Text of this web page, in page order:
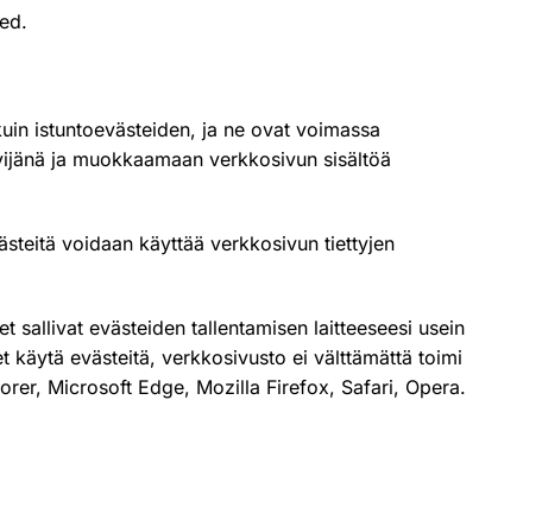
.
istuntoevästeiden, ja ne ovat voimassa
ja muokkaamaan verkkosivun sisältöä
voidaan käyttää verkkosivun tiettyjen
sallivat evästeiden tallentamisen laitteeseesi usein
käytä evästeitä, verkkosivusto ei välttämättä toimi
, Microsoft Edge, Mozilla Firefox, Safari, Opera.